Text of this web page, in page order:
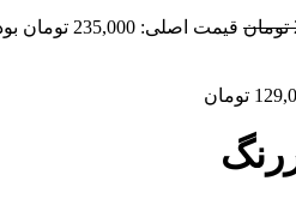
تومان قیمت اصلی: 235,000 تومان بود.
تومان